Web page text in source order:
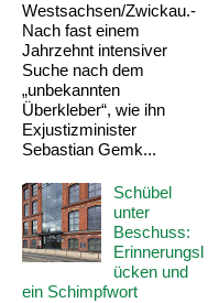
Westsachsen/Zwickau.-
Nach fast einem
Jahrzehnt intensiver
Suche nach dem
„unbekannten
Überkleber“, wie ihn
Exjustizminister
Sebastian Gemk...
Schübel
unter
Beschuss:
Erinnerungsl
ücken und
ein Schimpfwort